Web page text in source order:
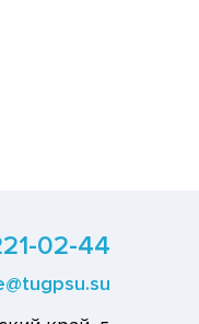
02-44